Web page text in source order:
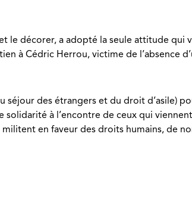
le décorer, a adopté la seule attitude qui
à Cédric Herrou, victime de l’absence
séjour des étrangers et du droit d’asile)
à l’encontre de ceux qui
en faveur des droits humains, de